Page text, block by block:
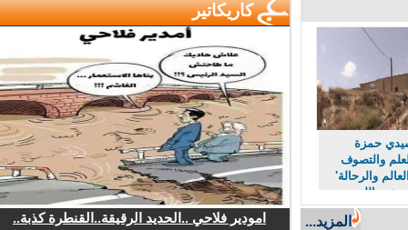
حمزة
والتصوف
والرحالة'
الله
المزيد...
كاريكاتير
امودير فلاحي ..الحديد الرقيقة..القنطرة كذبة..